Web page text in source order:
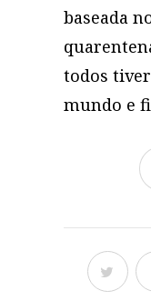
baseada
todos
mundo e